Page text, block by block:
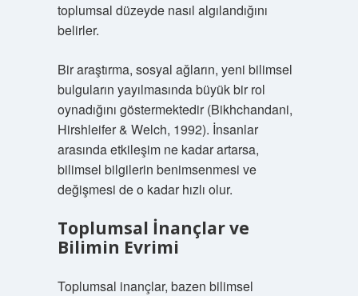
toplumsal düzeyde nasıl algılandığını
belirler.
Bir araştırma, sosyal ağların, yeni bilimsel
bulguların yayılmasında büyük bir rol
oynadığını göstermektedir (Bikhchandani,
Hirshleifer & Welch, 1992). İnsanlar
arasında etkileşim ne kadar artarsa,
bilimsel bilgilerin benimsenmesi ve
değişmesi de o kadar hızlı olur.
Toplumsal İnançlar ve
Bilimin Evrimi
Toplumsal inançlar, bazen bilimsel